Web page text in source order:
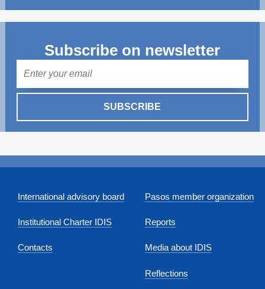
Subscribe on newsletter
SUBSCRIBE
International advisory board
Institutional Charter IDIS
Contacts
Pasos member organization
Reports
Media about IDIS
Reflections